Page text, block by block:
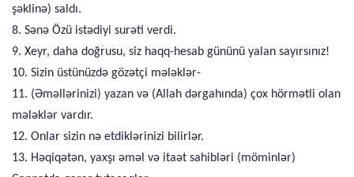
şəklinə) saldı.
8. Sənə Özü istədiyi surəti verdi.
9. Xeyr, daha doğrusu, siz haqq-hesab gününü yalan sayırsınız!
10. Sizin üstünüzdə gözətçi mələklər-
11. (Əməllərinizi) yazan və (Allah dərgahında) çox hörmətli olan
mələklər vardır.
12. Onlar sizin nə etdiklərinizi bilirlər.
13. Həqiqətən, yaxşı əməl və itaət sahibləri (möminlər)